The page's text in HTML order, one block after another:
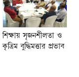
শিক্ষায় সৃজনশীলতা ও
কৃত্রিম বুদ্ধিমত্তার প্রভাব